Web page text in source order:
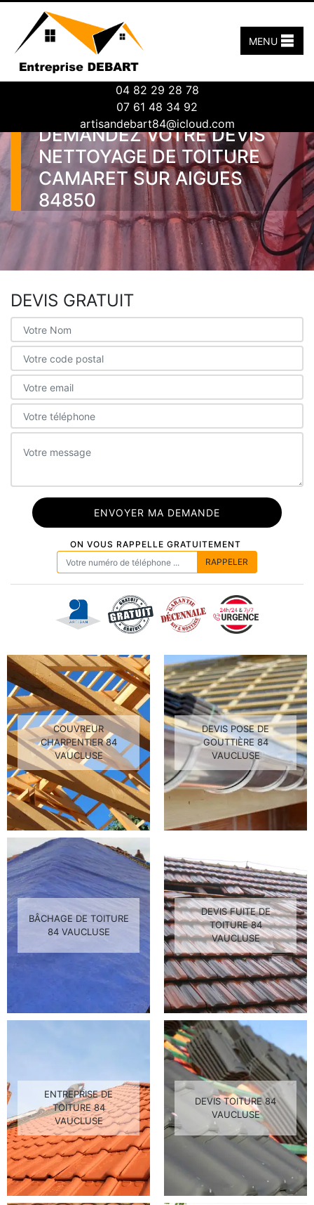
04 82 29 28 78
07 61 48 34 92
artisandebart84@icloud.com
MENU
DEMANDEZ VOTRE DEVIS
NETTOYAGE DE TOITURE
CAMARET SUR AIGUES
84850
DEVIS GRATUIT
ON VOUS RAPPELLE GRATUITEMENT
COUVREUR
CHARPENTIER 84
VAUCLUSE
DEVIS POSE DE
GOUTTIÈRE 84
VAUCLUSE
BÂCHAGE DE TOITURE
84 VAUCLUSE
DEVIS FUITE DE
TOITURE 84
VAUCLUSE
ENTREPRISE DE
TOITURE 84
VAUCLUSE
DEVIS TOITURE 84
VAUCLUSE